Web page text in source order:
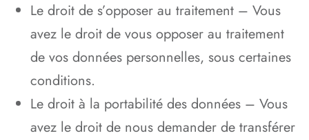
Le droit de s’opposer au traitement – Vous
avez le droit de vous opposer au traitement
de vos données personnelles, sous certaines
conditions.
Le droit à la portabilité des données – Vous
avez le droit de nous demander de transférer